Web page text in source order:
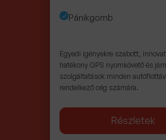
Pánikgomb
Egyedi igényekre szabott,
hatékony GPS nyomkövető és
szolgáltatások minden
rendelkező cég számára.
Részletek